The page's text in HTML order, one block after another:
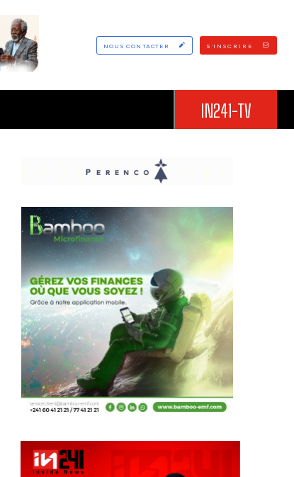
NOUS CONTACTER S'INSCRIRE
IN241-TV